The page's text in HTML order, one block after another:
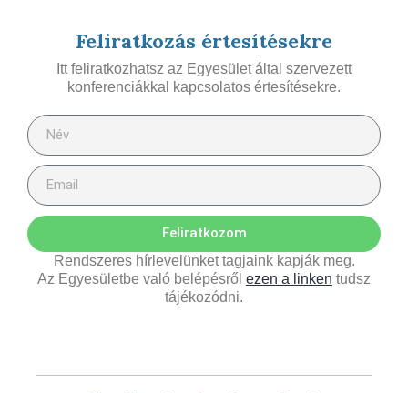
Feliratkozás értesítésekre
Itt feliratkozhatsz az Egyesület által szervezett
konferenciákkal kapcsolatos értesítésekre.
Feliratkozom
Rendszeres hírlevelünket tagjaink kapják meg.
Az Egyesületbe való belépésről ezen a linken tudsz
tájékozódni.